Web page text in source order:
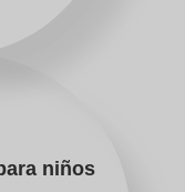
niños